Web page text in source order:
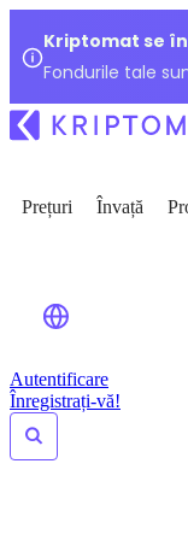
Kriptomat se
Fondurile tale
Prețuri Învață
Autentificare
Înregistrați-vă!